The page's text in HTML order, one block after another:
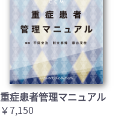
重症患者管理マニュアル
￥7,150